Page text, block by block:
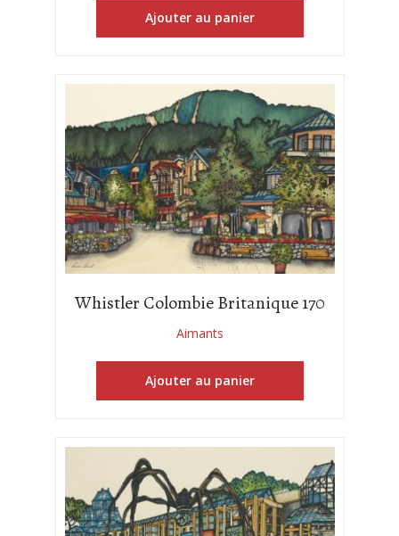
Ajouter au panier
Whistler Colombie Britanique 170
Aimants
Ajouter au panier